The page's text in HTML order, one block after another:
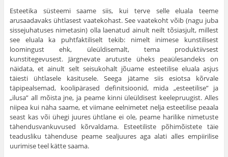
Esteetika süsteemi saame siis, kui terve selle eluala teeme
arusaadavaks ühtlasest vaatekohast. See vaatekoht võib (nagu juba
sissejuhatuses nimetasin) olla laenatud ainult neilt tõsiasjult, millest
see eluala ka puhtfaktiliselt tekib: nimelt inimese kunstilisest
loomingust ehk, üleüldisemalt, tema produktiivsest
kunstitegevusest. Järgnevate arutuste üheks peaülesandeks on
näidata, et ainult selt seisukohalt jõuame esteetilise eluala asjus
täiesti ühtlasele käsitusele. Seega jätame siis esiotsa kõrvale
täpipealsemad, koolipärased definitsioonid, mida „esteetilise” ja
„ilusa” all mõista jne, ja peame kinni üleüldisest keelepruugist. Alles
niipea kui näha saame, et viimane eelnimetet nelja esteetilise peaala
seast kas või ühegi juures ühtlane ei ole, peame harilike nimetuste
tähendusvankuvused kõrvaldama. Esteetiliste põhi­mõistete täie
teadusliku tähenduse peame sealjuures aga alati alles empiirilise
uurimise teel kätte saama.